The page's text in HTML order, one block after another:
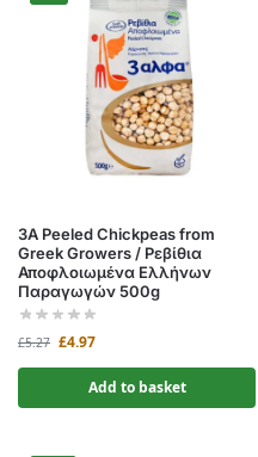
3A Peeled Chickpeas from
Greek Growers / Ρεβίθια
Αποφλοιωμένα Ελλήνων
Παραγωγών 500g
£5.27 £4.97
Add to basket